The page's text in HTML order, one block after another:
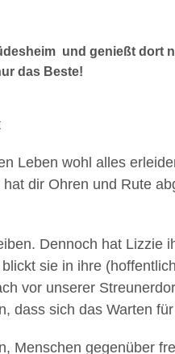
und genießt dort
das Beste!
Leben wohl alles
dir Ohren und Rute
Dennoch hat Lizzie
sie in ihre
vor unserer
dass sich das Warten
Menschen gegenüber